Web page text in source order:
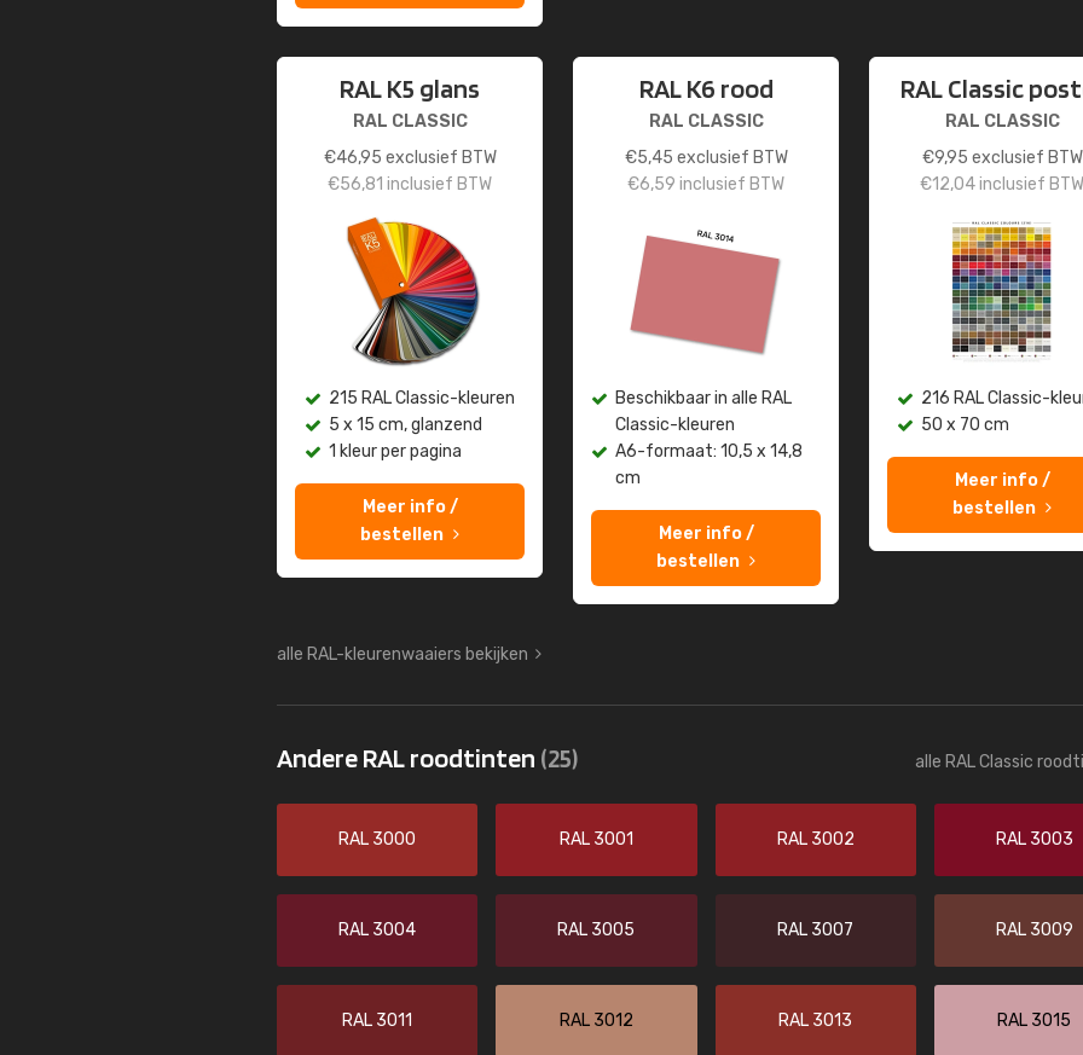
RAL K5 glans
RAL CLASSIC
€46,95 exclusief BTW
€56,81 inclusief BTW
215 RAL Classic-kleuren
5 x 15 cm, glanzend
1 kleur per pagina
Meer info /
bestellen
RAL K6 rood
RAL CLASSIC
€5,45 exclusief BTW
€6,59 inclusief BTW
Beschikbaar in alle RAL
Classic-kleuren
A6-formaat: 10,5 x 14,8
cm
Meer info /
bestellen
RAL Classic
RAL CLASSIC
€9,95 exclusief BTW
€12,04inclusief BTW
216 RAL Classic-
50 x 70 cm
Meer info /
bestellen
alle RAL-kleurenwaaiers bekijken
Andere RAL roodtinten (25) alle RAL Classic
RAL 3000 RAL 3001 RAL 3002 RAL 3003
RAL 3004 RAL 3005 RAL 3007 RAL 3009
RAL 3011 RAL 3012 RAL 3013 RAL 3015